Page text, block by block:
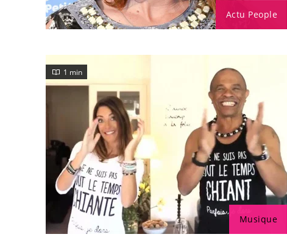
Actu People
Musique
1 min